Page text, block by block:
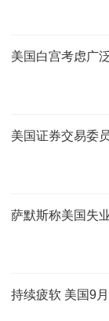
美国白宫考虑广
美国证券交易委
萨默斯称美国失
持续疲软 美国9